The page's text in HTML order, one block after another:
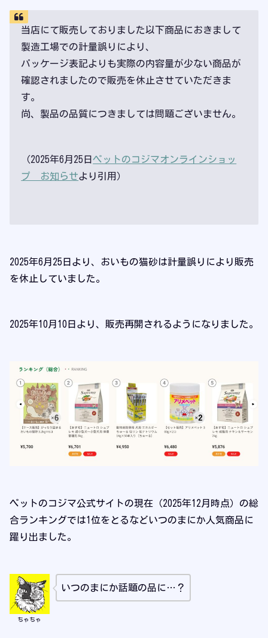
当店にて販売しておりました以下商品におきまして
製造工場での計量誤りにより、
パッケージ表記よりも実際の内容量が少ない商品が
確認されましたので販売を休止させていただきま
す。
尚、製品の品質につきましては問題ございません。
（2025年6月25日ペットのコジマオンラインショッ
プ お知らせより引用）
2025年6月25日より、おいもの猫砂は計量誤りにより販売
を休止していました。
2025年10月10日より、販売再開されるようになりました。
ペットのコジマ公式サイトの現在（2025年12月時点）の総
合ランキングでは1位をとるなどいつのまにか人気商品に
躍り出ました。
ちゃちゃ
いつのまにか話題の品に…？